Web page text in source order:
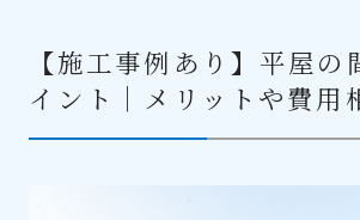
受付時間 10:00-
【施工事例あり】平屋の
イント｜メリットや費用